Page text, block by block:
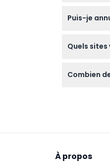
découvert.
Puis-je
avant de
Quels sites
profiterez
Combien
À propos